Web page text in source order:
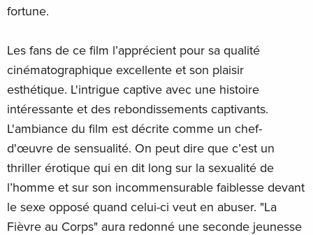
fortune.
Les fans de ce film l’apprécient pour sa qualité
cinématographique excellente et son plaisir
esthétique. L'intrigue captive avec une histoire
intéressante et des rebondissements captivants.
L'ambiance du film est décrite comme un chef-
d'œuvre de sensualité. On peut dire que c’est un
thriller érotique qui en dit long sur la sexualité de
l’homme et sur son incommensurable faiblesse devant
le sexe opposé quand celui-ci veut en abuser. "La
Fièvre au Corps" aura redonné une seconde jeunesse